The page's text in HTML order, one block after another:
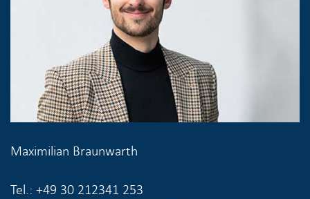
Maximilian Braunwarth
Tel.: +49 30 212341 253